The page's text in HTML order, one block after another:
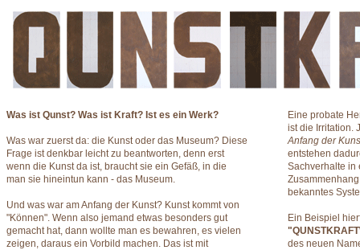
Was ist Qunst? Was ist Kraft? Ist es ein Werk?
Was war zuerst da: die Kunst oder das Museum? Diese
Frage ist denkbar leicht zu beantworten, denn erst
wenn die Kunst da ist, braucht sie ein Gefäß, in die
man sie hineintun kann - das Museum.
Und was war am Anfang der Kunst? Kunst kommt von
"Können". Wenn also jemand etwas besonders gut
gemacht hat, dann wollte man es bewahren, es vielen
zeigen, daraus ein Vorbild machen. Das ist mit
Eine probate
ist die Irritation.
Anfang der
entstehen
Sachverhalte in
bekanntes
Ein Beispiel
des neuen